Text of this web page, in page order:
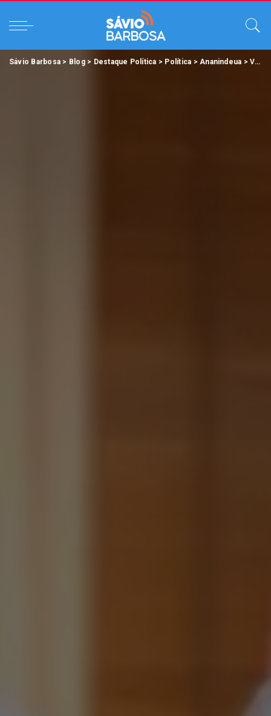
Sávio Barbosa > Blog> Destaque Política > Política >Ananindeua >Vereadores eleitos em Ananindeua são recebidos pelo governador Helder Barbalho para discutir políticas públicas.